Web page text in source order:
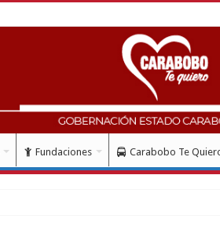
Fundaciones Carabobo Te